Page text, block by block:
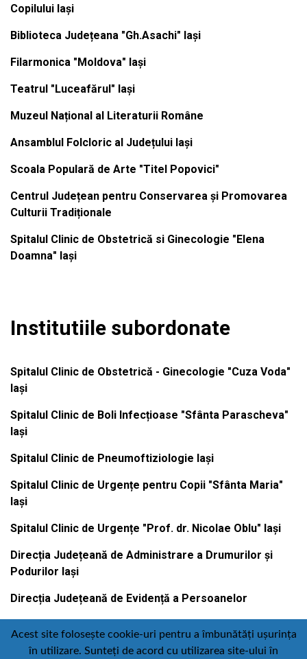
Copilului Iași
Biblioteca Județeana "Gh.Asachi" Iași
Filarmonica "Moldova" Iași
Teatrul "Luceafărul" Iași
Muzeul Național al Literaturii Române
Ansamblul Folcloric al Județului Iași
Scoala Populară de Arte "Titel Popovici"
Centrul Județean pentru Conservarea și Promovarea
Culturii Tradiționale
Spitalul Clinic de Obstetrică si Ginecologie "Elena
Doamna" Iași
Institutiile subordonate
Spitalul Clinic de Obstetrică - Ginecologie "Cuza Voda"
Iași
Spitalul Clinic de Boli Infecțioase "Sfânta Parascheva"
Iași
Spitalul Clinic de Pneumoftiziologie Iași
Spitalul Clinic de Urgențe pentru Copii "Sfânta Maria"
Iași
Spitalul Clinic de Urgențe "Prof. dr. Nicolae Oblu" Iași
Direcția Județeană de Administrare a Drumurilor și
Podurilor Iași
Direcția Județeană de Evidență a Persoanelor
Contact Politică de confidențialitate
Acest site folosește cookie-uri pentru a îmbunătăți ușurința
în utilizare. Sunteți de acord cu utilizarea site-ului în